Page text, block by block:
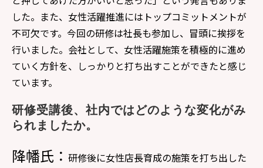
した。また、女性活躍推進にはトップコミットメントが
不可欠です。今回の研修は社長も参加し、冒頭に挨拶を
行いました。会社として、女性活躍施策を積極的に進め
ていく方針を、しっかりと打ち出すことができたと感じ
ています。
研修受講後、社内ではどのような変化がみ
られましたか。
降幡氏： 研修後に女性店長育成の施策を打ち出した